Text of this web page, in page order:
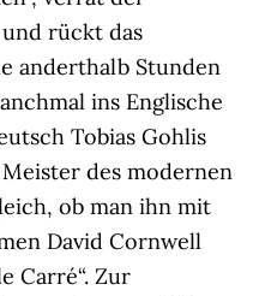
rückt das
anderthalb Stunden
ins Englische
Tobias Gohlis
des modernen
ob man ihn mit
David Cornwell
Carré“. Zur